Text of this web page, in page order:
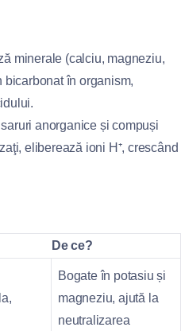
minerale (calciu, magneziu,
bicarbonat în organism,
anorganice și compuși
eliberează ioni H⁺, crescând
De ce?
Bogate în potasiu și
magneziu, ajută la
neutralizarea